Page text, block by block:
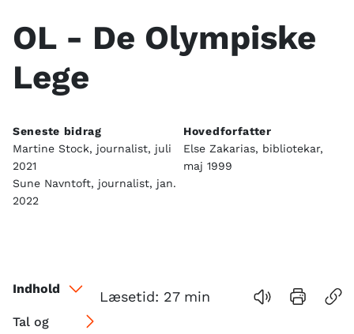
OL - De Olympiske
Lege
Seneste bidrag
Martine Stock, journalist, juli
2021
Sune Navntoft, journalist, jan.
2022
Hovedforfatter
Else Zakarias, bibliotekar,
maj 1999
Indhold
Tal og
Læsetid: 27min